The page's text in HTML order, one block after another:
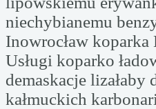
niechybianemu
Inowrocław
Usługi koparko
demaskacje
kałmuckich